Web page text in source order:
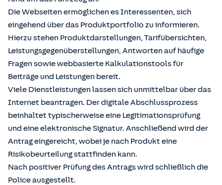
Die Webseiten ermöglichen es Interessenten, sich
eingehend über das Produktportfolio zu informieren.
Hierzu stehen Produktdarstellungen, Tarifübersichten,
Leistungsgegenüberstellungen, Antworten auf häufige
Fragen sowie webbasierte Kalkulationstools für
Beiträge und Leistungen bereit.
Viele Dienstleistungen lassen sich unmittelbar über das
Internet beantragen. Der digitale Abschlussprozess
beinhaltet typischerweise eine Legitimationsprüfung
und eine elektronische Signatur. Anschließend wird der
Antrag eingereicht, wobei je nach Produkt eine
Risikobeurteilung stattfinden kann.
Nach positiver Prüfung des Antrags wird schließlich die
Police ausgestellt.